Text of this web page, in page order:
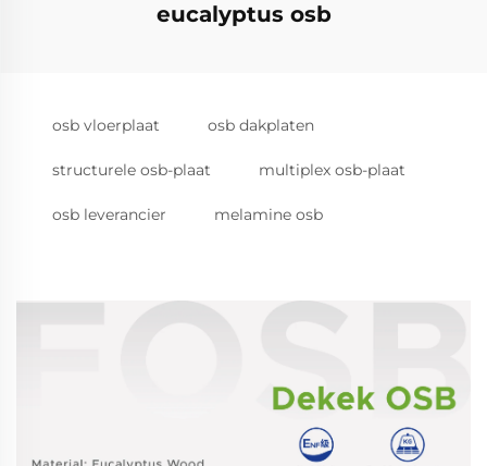
eucalyptus osb
osb vloerplaat osb dakplaten
structurele osb-plaat multiplex osb-plaat
osb leverancier melamine osb